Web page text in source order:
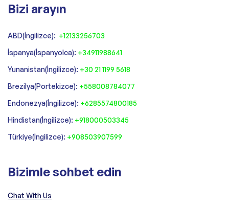
Bizi arayın
ABD(İngilizce): +12133256703
İspanya(İspanyolca): +34911988641
‍Yunanistan(İngilizce): +30 21 1199 5618
‍Brezilya(Portekizce): +558008784077‍
‍Endonezya(İngilizce): +6285574800185
Hindistan(İngilizce): +918000503345
Türkiye(İngilizce): +908503907599
Bizimle sohbet edin
Chat With Us